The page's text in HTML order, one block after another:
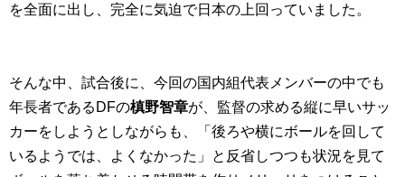
を全面に出し、完全に気迫で日本の上回っていました。
そんな中、試合後に、今回の国内組代表メンバーの中でも
年長者であるDFの槙野智章が、監督の求める縦に早いサッ
カーをしようとしながらも、「後ろや横にボールを回して
いるようでは、よくなかった」と反省しつつも状況を見て